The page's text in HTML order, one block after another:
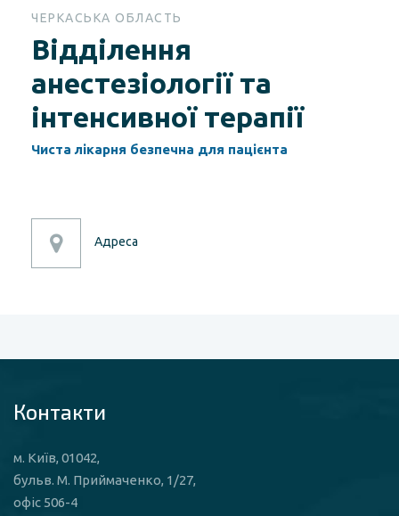
ЧЕРКАСЬКА ОБЛАСТЬ
Відділення
анестезіології та
інтенсивної терапії
Чиста лікарня безпечна для пацієнта
Адреса
Контакти
м. Київ, 01042,
бульв. М. Приймаченко, 1/27,
офіс 506-4